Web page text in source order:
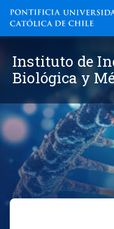
Instituto de
Biológica y